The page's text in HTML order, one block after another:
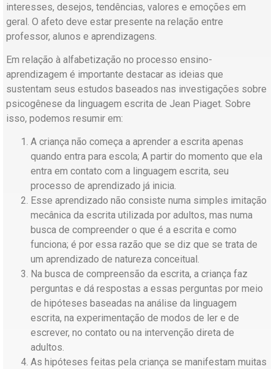
interesses, desejos, tendências, valores e emoções em
geral. O afeto deve estar presente na relação entre
professor, alunos e aprendizagens.
Em relação à alfabetização no processo ensino-
aprendizagem é importante destacar as ideias que
sustentam seus estudos baseados nas investigações sobre
psicogênese da linguagem escrita de Jean Piaget. Sobre
isso, podemos resumir em:
A criança não começa a aprender a escrita apenas
quando entra para escola; A partir do momento que ela
entra em contato com a linguagem escrita, seu
processo de aprendizado já inicia.
Esse aprendizado não consiste numa simples imitação
mecânica da escrita utilizada por adultos, mas numa
busca de compreender o que é a escrita e como
funciona; é por essa razão que se diz que se trata de
um aprendizado de natureza conceitual.
Na busca de compreensão da escrita, a criança faz
perguntas e dá respostas a essas perguntas por meio
de hipóteses baseadas na análise da linguagem
escrita, na experimentação de modos de ler e de
escrever, no contato ou na intervenção direta de
adultos.
As hipóteses feitas pela criança se manifestam muitas